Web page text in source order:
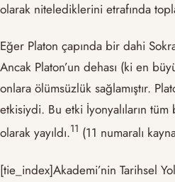
olarak nitelediklerini etrafında
Eğer Platon çapında bir dahi
Ancak Platon’un dehası (ki en
onlara ölümsüzlük sağlamıştır.
etkisiydi. Bu etki İyonyalıların
olarak yayıldı.11 (11 numaralı
[tie_index]Akademi’nin Tarihsel